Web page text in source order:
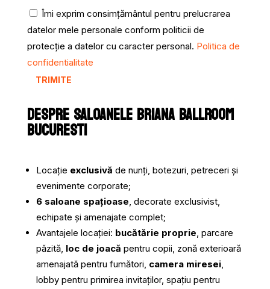
Îmi exprim consimțământul pentru prelucrarea
datelor mele personale conform politicii de
protecție a datelor cu caracter personal. Politica de
confidentialitate
TRIMITE
DESPRE SALOANELE BRIANA BALLROOM
BUCURESTI
Locație exclusivă de nunți, botezuri, petreceri și
evenimente corporate;
6 saloane spațioase, decorate exclusivist,
echipate și amenajate complet;
Avantajele locației: bucătărie proprie, parcare
păzită, loc de joacă pentru copii, zonă exterioară
amenajată pentru fumători, camera miresei,
lobby pentru primirea invitaților, spațiu pentru